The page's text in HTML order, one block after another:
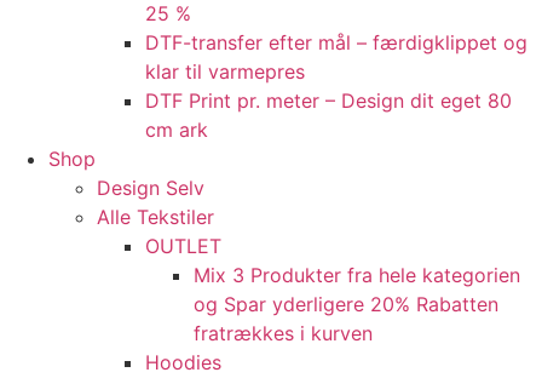
25 %
DTF-transfer efter mål – færdigklippet og
klar til varmepres
DTF Print pr. meter – Design dit eget 80
cm ark
Shop
Design Selv
Alle Tekstiler
OUTLET
Mix 3 Produkter fra hele kategorien
og Spar yderligere 20% Rabatten
fratrækkes i kurven
Hoodies